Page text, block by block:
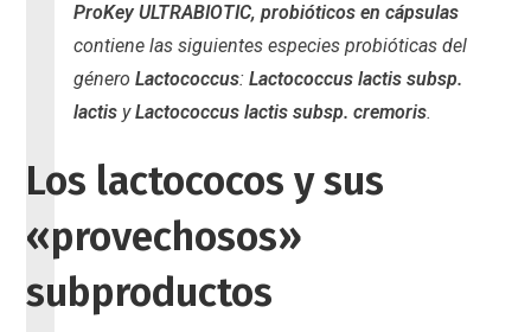
ProKey ULTRABIOTIC, probióticos en cápsulas
contiene las siguientes especies probióticas del
géneroLactococcus:Lactococcus lactis subsp.
lactis yLactococcus lactis subsp. cremoris.
Los lactococos y sus
«provechosos»
subproductos